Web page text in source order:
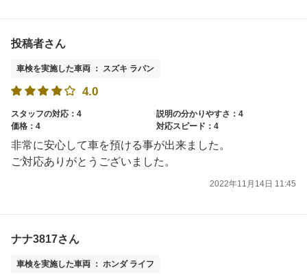
投稿者さん
車検を実施した車両 ： スズキ ラパン
4.0
スタッフの対応：4
説明の分かりやすさ：4
価格：4
対応スピード：4
非常に安心して車を預ける事が出来ました。
ご対応ありがとうございました。
2022年11月14日 11:45
ナナ3817さん
車検を実施した車両 ： ホンダ ライフ